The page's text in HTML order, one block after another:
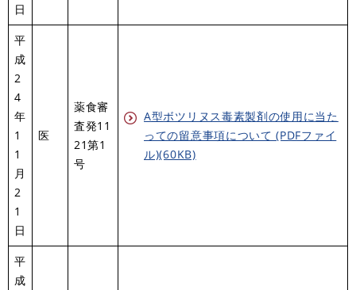
日
平
成
2
4
年
1
1
月
2
1
日
医
薬食審
査発11
21第1
号
A型ボツリヌス毒素製剤の使用に当た
っての留意事項について (PDFファイ
ル)(60KB)
平
成